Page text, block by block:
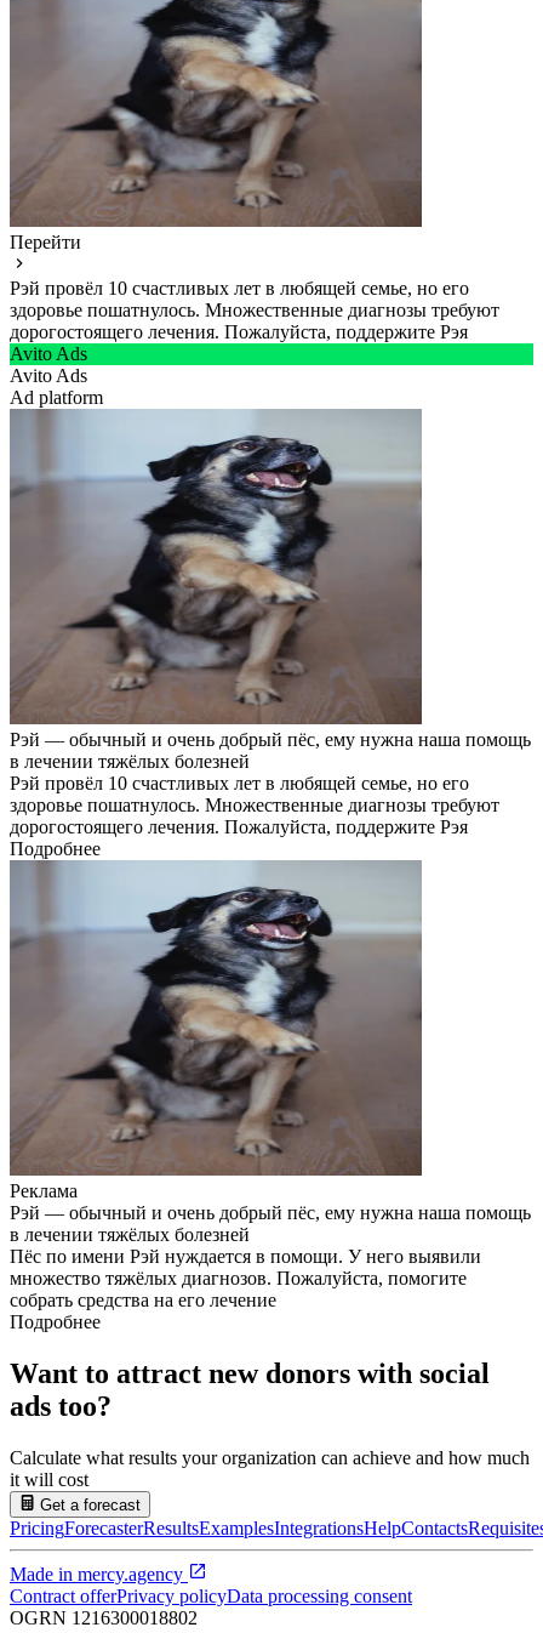
Перейти
Рэй провёл 10 счастливых лет в любящей семье, но его
здоровье пошатнулось. Множественные диагнозы требуют
дорогостоящего лечения. Пожалуйста, поддержите Рэя
Avito Ads
Avito Ads
Ad platform
Рэй — обычный и очень добрый пёс, ему нужна наша помощь
в лечении тяжёлых болезней
Рэй провёл 10 счастливых лет в любящей семье, но его
здоровье пошатнулось. Множественные диагнозы требуют
дорогостоящего лечения. Пожалуйста, поддержите Рэя
Подробнее
Реклама
Рэй — обычный и очень добрый пёс, ему нужна наша помощь
в лечении тяжёлых болезней
Пёс по имени Рэй нуждается в помощи. У него выявили
множество тяжёлых диагнозов. Пожалуйста, помогите
собрать средства на его лечение
Подробнее
Want to attract new donors with social
ads too?
Calculate what results your organization can achieve and how much
it will cost
Get a forecast
PricingForecasterResultsExamplesIntegrationsHelpContacts
Made in mercy.agency
Contract offerPrivacy policyData processing consent
OGRN 1216300018802